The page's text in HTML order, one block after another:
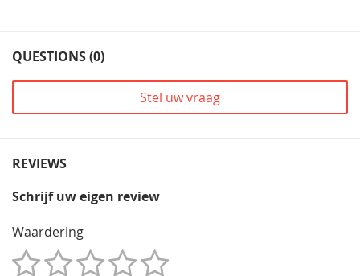
QUESTIONS (0)
Stel uw vraag
REVIEWS
Schrijf uw eigen review
Waardering